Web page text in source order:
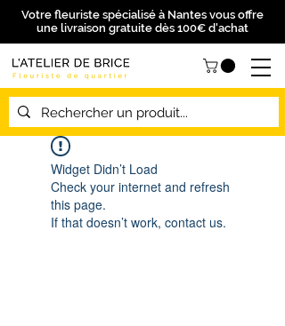
Votre fleuriste spécialisé à Nantes vous offre
une livraison gratuite dès 100€ d'achat
Widget Didn’t Load
Check your internet and refresh
this page.
If that doesn’t work, contact us.